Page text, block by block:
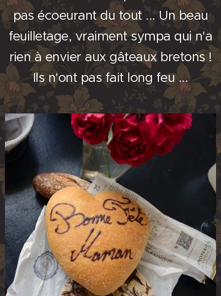
pas écoeurant du tout ... Un beau
feuilletage, vraiment sympa qui n'a
rien à envier aux gâteaux bretons !
Ils n'ont pas fait long feu ...